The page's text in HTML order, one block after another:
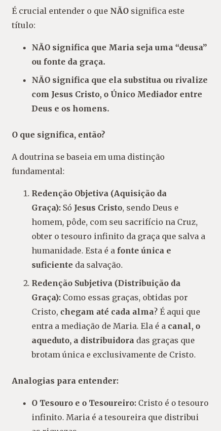
É crucial entender o que NÃO significa este
título:
NÃO significa que Maria seja uma “deusa”
ou fonte da graça.
NÃO significa que ela substitua ou rivalize
com Jesus Cristo, o Único Mediador entre
Deus e os homens.
O que significa, então?
A doutrina se baseia em uma distinção
fundamental:
Redenção Objetiva (Aquisição da
Graça): Só Jesus Cristo, sendo Deus e
homem, pôde, com seu sacrifício na Cruz,
obter o tesouro infinito da graça que salva a
humanidade. Esta é a fonte única e
suficiente da salvação.
Redenção Subjetiva (Distribuição da
Graça): Como essas graças, obtidas por
Cristo, chegam até cada alma? É aqui que
entra a mediação de Maria. Ela é a canal, o
aqueduto, a distribuidora das graças que
brotam única e exclusivamente de Cristo.
Analogias para entender:
O Tesouro e o Tesoureiro: Cristo é o tesouro
infinito. Maria é a tesoureira que distribui